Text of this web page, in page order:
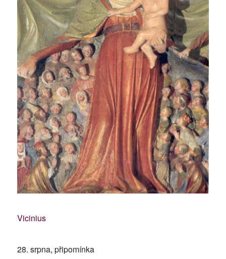
Vicinius
28. srpna, připomínka